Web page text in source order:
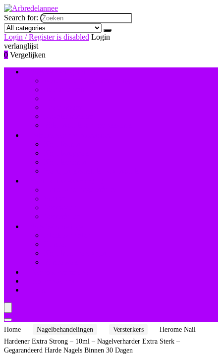
Search for:
Login / Register is disabled Login
verlanglijst
0 Vergelijken
Home Nagelbehandelingen Versterkers
Herome Nail
Hardener Extra Strong – 10ml – Nagelverharder Extra Sterk –
Gegarandeerd Harde Nagels Binnen 30 Dagen